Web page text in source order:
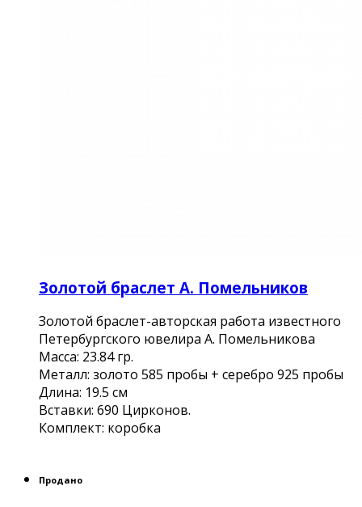
Золотой браслет А. Помельников
Золотой браслет-авторская работа известного
Петербургского ювелира А. Помельникова
Масса: 23.84 гр.
Металл: золото 585 пробы + серебро 925 пробы
Длина: 19.5 см
Вставки: 690 Цирконов.
Комплект: коробка
Продано